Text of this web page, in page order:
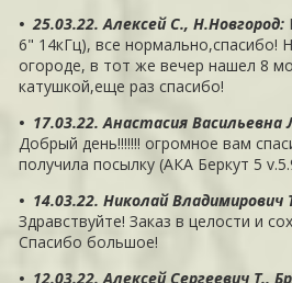
• 25.03.22. Алексей С., Н.Новгород:
6" 14кГц), все нормально,спасибо!
огороде, в тот же вечер нашел 8
катушкой,еще раз спасибо!
• 17.03.22. Анастасия Васильевна
Добрый день!!!!!!! огромное вам
получила посылку (АКА Беркут 5
• 14.03.22. Николай Владимирович
Здравствуйте! Заказ в целости и
Спасибо большое!
• 12.03.22. Алексей Сергеевич Т.,